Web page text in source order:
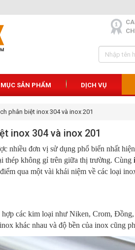
SẢN PHẨM DỊCH VỤ
phân biệt inox 304 và inox 201
inox 304 và inox 201
nhiều đơn vị sử dụng phổ biến nhất
thép không gỉ trên giữa thị trường. Cùng
qua một vài khái niệm về các loại
các kim loại như Niken, Crom,
khác nhau và độ bền của inox cũng